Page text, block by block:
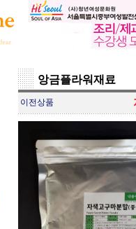
앙금플라워재료
이전상품